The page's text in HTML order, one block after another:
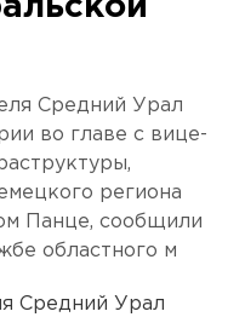
Средний Урал
во главе с вице-
региона
Панце, сообщили
областного м
Средний Урал